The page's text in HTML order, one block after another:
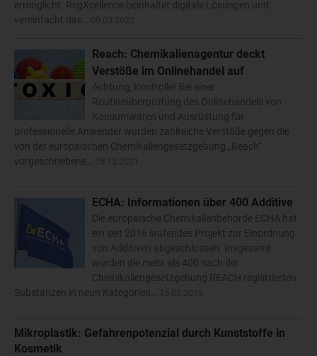
ermöglicht. RegXcellence beinhaltet digitale Lösungen und
vereinfacht das…
Reach: Chemikalienagentur deckt
Verstöße im Onlinehandel auf
Achtung, Kontrolle! Bei einer
Routineüberprüfung des Onlinehandels von
Konsumwaren und Ausrüstung für
professionelle Anwender wurden zahlreiche Verstöße gegen die
von der europäischen Chemikaliengesetzgebung „Reach“
vorgeschriebene…
ECHA: Informationen über 400 Additive
Die europäische Chemikalienbehörde ECHA hat
ein seit 2016 laufendes Projekt zur Einordnung
von Additiven abgeschlossen. Insgesamt
wurden die mehr als 400 nach der
Chemikaliengesetzgebung REACH registrierten
Substanzen in neun Kategorien…
Mikroplastik: Gefahrenpotenzial durch Kunststoffe in
Kosmetik